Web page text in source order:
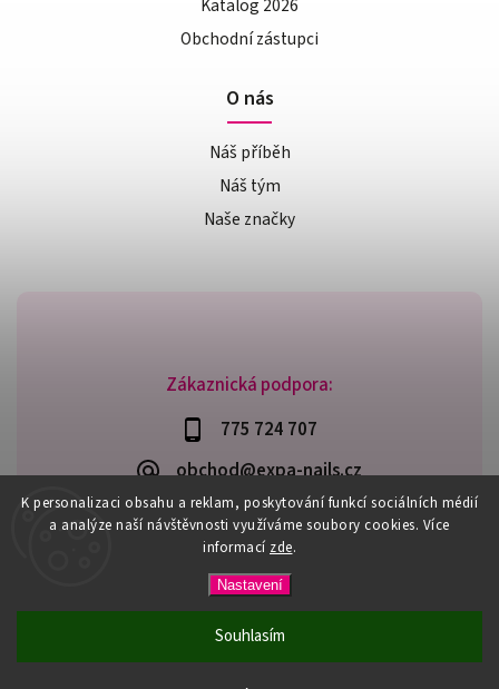
K personalizaci obsahu a reklam, poskytování funkcí sociálních médií
a analýze naší návštěvnosti využíváme soubory cookies. Více
informací zde.
Nastavení
Souhlasím
PŘI NÁKUPU NAD 600,- MÁTE DOPRAVU ZDARMA / DÁREK K
Zákaznická podpora:
775 724 707
obchod@expa-nails.cz
Katalog 2026
Obchodní zástupci
O nás
Náš příběh
Náš tým
Naše značky
Expanails.cz. Všechna práva vyhrazena.
Upravit nastavení cookies
VytvořilShoptet | Design